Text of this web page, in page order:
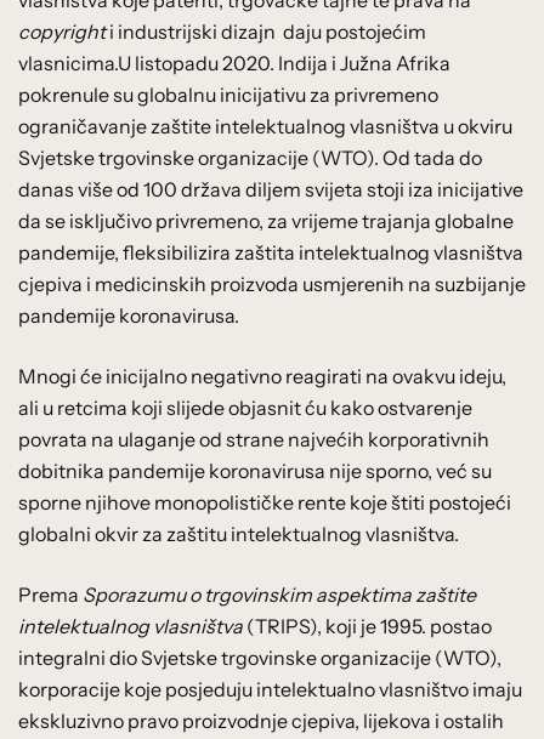
copyrighti industrijski dizajn daju postojećim
vlasnicima.U listopadu 2020. Indija i Južna Afrika
pokrenule su globalnu inicijativu za privremeno
ograničavanje zaštite intelektualnog vlasništva u okviru
Svjetske trgovinske organizacije (WTO). Od tada do
danas više od 100 država diljem svijeta stoji iza inicijative
da se isključivo privremeno, za vrijeme trajanja globalne
pandemije, fleksibilizira zaštita intelektualnog vlasništva
cjepiva i medicinskih proizvoda usmjerenih na suzbijanje
pandemije koronavirusa.
Mnogi će inicijalno negativno reagirati na ovakvu ideju,
ali u retcima koji slijede objasnit ću kako ostvarenje
povrata na ulaganje od strane najvećih korporativnih
dobitnika pandemije koronavirusa nije sporno, već su
sporne njihove monopolističke rente koje štiti postojeći
globalni okvir za zaštitu intelektualnog vlasništva.
Prema Sporazumu o trgovinskim aspektima zaštite
intelektualnog vlasništva (TRIPS), koji je 1995. postao
integralni dio Svjetske trgovinske organizacije (WTO),
korporacije koje posjeduju intelektualno vlasništvo imaju
ekskluzivno pravo proizvodnje cjepiva, lijekova i ostalih